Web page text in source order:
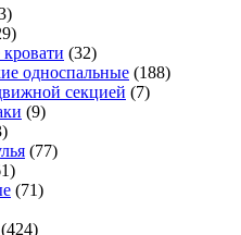
(32)
односпальные (188)
секцией (7)
(9)
(77)
(71)
(424)